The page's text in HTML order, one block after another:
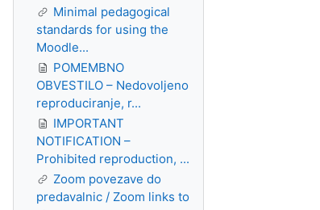
Minimal pedagogical
standards for using the
Moodle...
POMEMBNO
OBVESTILO – Nedovoljeno
reproduciranje, r...
IMPORTANT
NOTIFICATION –
Prohibited reproduction, ...
Zoom povezave do
predavalnic / Zoom links to